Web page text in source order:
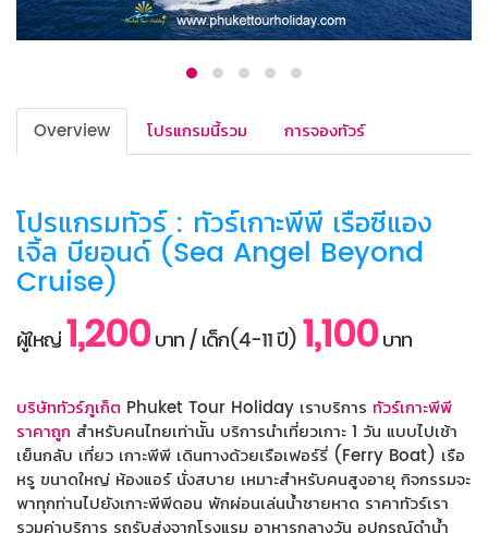
Overview โปรแกรมนี้รวม การจองทัวร์
โปรแกรมทัวร์ : ทัวร์เกาะพีพี เรือซีแอง
เจิ้ล บียอนด์ (Sea Angel Beyond
Cruise)
ผู้ใหญ่1,200บาท / เด็ก(4-11 ปี) 1,100บาท
บริษัททัวร์ภูเก็ต Phuket Tour Holiday เราบริการ ทัวร์เกาะพีพี
ราคาถูก สำหรับคนไทยเท่านััน บริการนำเที่ยวเกาะ 1 วัน แบบไปเช้า
เย็นกลับ เที่ยว เกาะพีพี เดินทางด้วยเรือเฟอร์รี่ (Ferry Boat) เรือ
หรู ขนาดใหญ่ ห้องแอร์ นั่งสบาย เหมาะสำหรับคนสูงอายุ กิจกรรมจะ
พาทุกท่านไปยังเกาะพีพีดอน พักผ่อนเล่นน้ำชายหาด ราคาทัวร์เรา